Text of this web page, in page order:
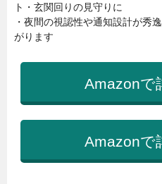
ト・玄関回りの見守りに
・夜間の視認性や通知設計が秀
がります
Amazonで
Amazonで